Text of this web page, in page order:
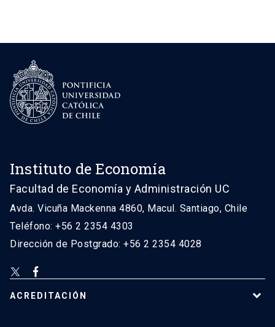
Instituto de Economía
Facultad de Economía y Administración UC
Avda. Vicuña Mackenna 4860, Macul. Santiago, Chile
Teléfono: +56 2 2354 4303
Dirección de Postgrado: +56 2 2354 4028
ACREDITACIÓN